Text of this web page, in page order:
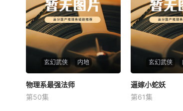
玄幻武侠 内地
物理系最强法师
未知
物理系最强法师
第50集
玄幻武侠
逼嫁小蛇妖
未知
逼嫁小蛇妖
第61集